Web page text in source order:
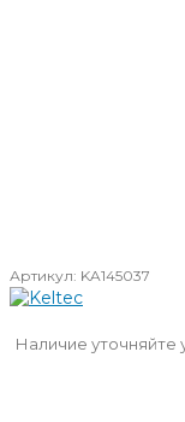
Артикул: KA145037
Наличие